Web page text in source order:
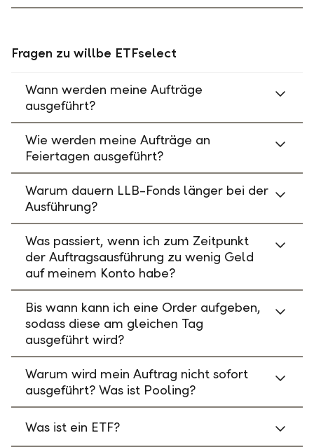
Fragen zu willbe ETFselect
Wann werden meine Aufträge
ausgeführt?
Wie werden meine Aufträge an
Feiertagen ausgeführt?
Warum dauern LLB-Fonds länger bei der
Ausführung?
Was passiert, wenn ich zum Zeitpunkt
der Auftragsausführung zu wenig Geld
auf meinem Konto habe?
Bis wann kann ich eine Order aufgeben,
sodass diese am gleichen Tag
ausgeführt wird?
Warum wird mein Auftrag nicht sofort
ausgeführt? Was ist Pooling?
Was ist ein ETF?